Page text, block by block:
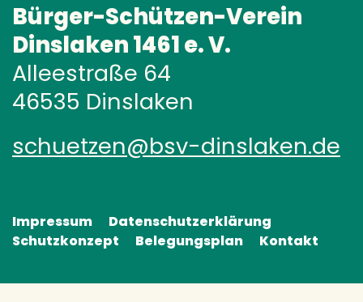
Bürger-Schützen-Verein
Dinslaken 1461 e. V.
Alleestraße 64
46535 Dinslaken
schuetzen@bsv-dinslaken.de
Impressum
Datenschutzerklärung
Schutzkonzept
Belegungsplan Kontakt